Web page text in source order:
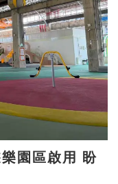
區啟用 盼